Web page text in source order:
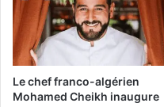
e
c
N
e
x
e
i
a
g
e
d
Le chef franco-algérien
Mohamed Cheikh inaugure